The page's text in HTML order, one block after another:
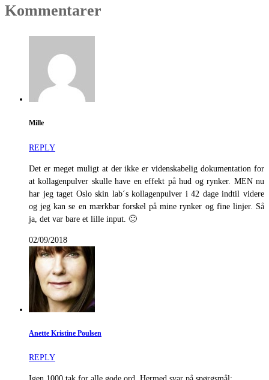
Kommentarer
Mille
REPLY
Det er meget muligt at der ikke er videnskabelig dokumentation for
at kollagenpulver skulle have en effekt på hud og rynker. MEN nu
har jeg taget Oslo skin lab´s kollagenpulver i 42 dage indtil videre
og jeg kan se en mærkbar forskel på mine rynker og fine linjer. Så
ja, det var bare et lille input. 🙂
02/09/2018
Anette Kristine Poulsen
REPLY